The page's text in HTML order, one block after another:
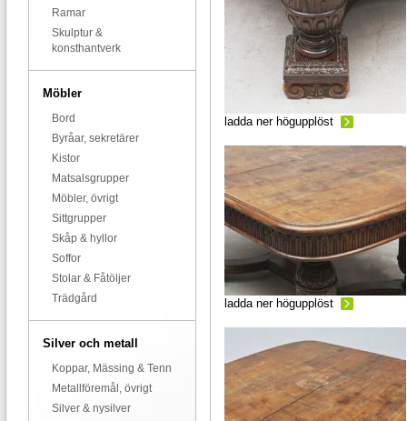
Ramar
Skulptur &
konsthantverk
Möbler
Bord
Byråar, sekretärer
Kistor
Matsalsgrupper
Möbler, övrigt
Sittgrupper
Skåp & hyllor
Soffor
Stolar & Fåtöljer
Trädgård
Silver och metall
Koppar, Mässing & Tenn
Metallföremål, övrigt
Silver & nysilver
ladda ner högupplöst
ladda ner högupplöst